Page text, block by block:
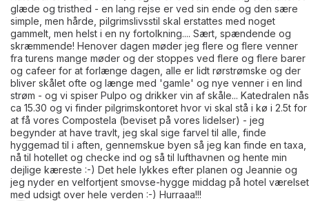
glæde og tristhed - en lang rejse er ved sin ende og den sære
simple, men hårde, pilgrimslivsstil skal erstattes med noget
gammelt, men helst i en ny fortolkning.... Sært, spændende og
skræmmende! Henover dagen møder jeg flere og flere venner
fra turens mange møder og der stoppes ved flere og flere barer
og cafeer for at forlænge dagen, alle er lidt rørstrømske og der
bliver skålet ofte og længe med 'gamle' og nye venner i en lind
strøm - og vi spiser Pulpo og drikker vin af skåle... Katedralen nås
ca 15.30 og vi finder pilgrimskontoret hvor vi skal stå i kø i 2.5t for
at få vores Compostela (beviset på vores lidelser) - jeg
begynder at have travlt, jeg skal sige farvel til alle, finde
hyggemad til i aften, gennemskue byen så jeg kan finde en taxa,
nå til hotellet og checke ind og så til lufthavnen og hente min
dejlige kæreste :-) Det hele lykkes efter planen og Jeannie og
jeg nyder en velfortjent smovse-hygge middag på hotel værelset
med udsigt over hele verden :-) Hurraaa!!!